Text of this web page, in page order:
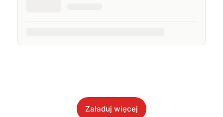
Załaduj więcej